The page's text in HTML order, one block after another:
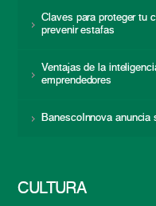
Claves para proteger tu
prevenir estafas
Ventajas de la
emprendedores
BanescoInnova anuncia
CULTURA